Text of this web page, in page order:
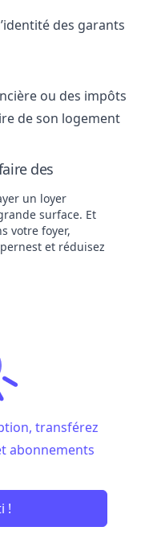
des garants
ou des impôts
de son logement
des
un loyer
surface. Et
votre foyer,
et réduisez
transférez
abonnements
!